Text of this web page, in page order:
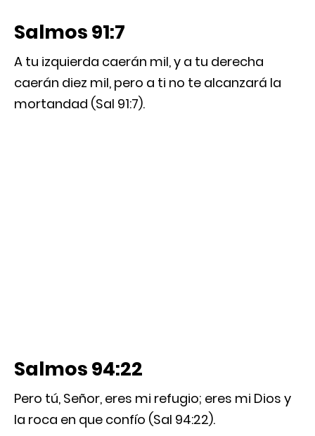
Salmos 91:7
A tu izquierda caerán mil, y a tu derecha
caerán diez mil, pero a ti no te alcanzará la
mortandad (Sal 91:7).
Salmos 94:22
Pero tú, Señor, eres mi refugio; eres mi Dios y
la roca en que confío (Sal 94:22).